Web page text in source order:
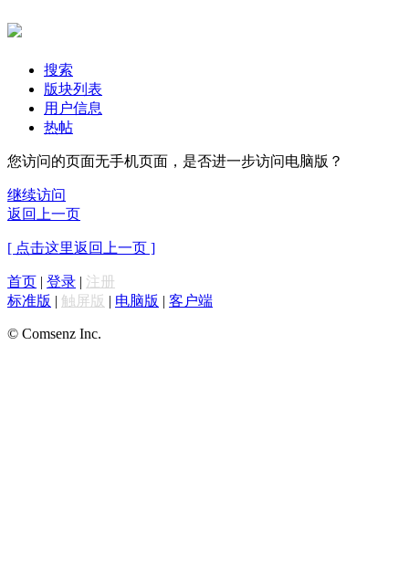
搜索
版块列表
用户信息
热帖
您访问的页面无手机页面，是否进一步访问电脑版？
继续访问
返回上一页
[ 点击这里返回上一页 ]
首页 | 登录 | 注册
标准版 | 触屏版 | 电脑版 | 客户端
© Comsenz Inc.